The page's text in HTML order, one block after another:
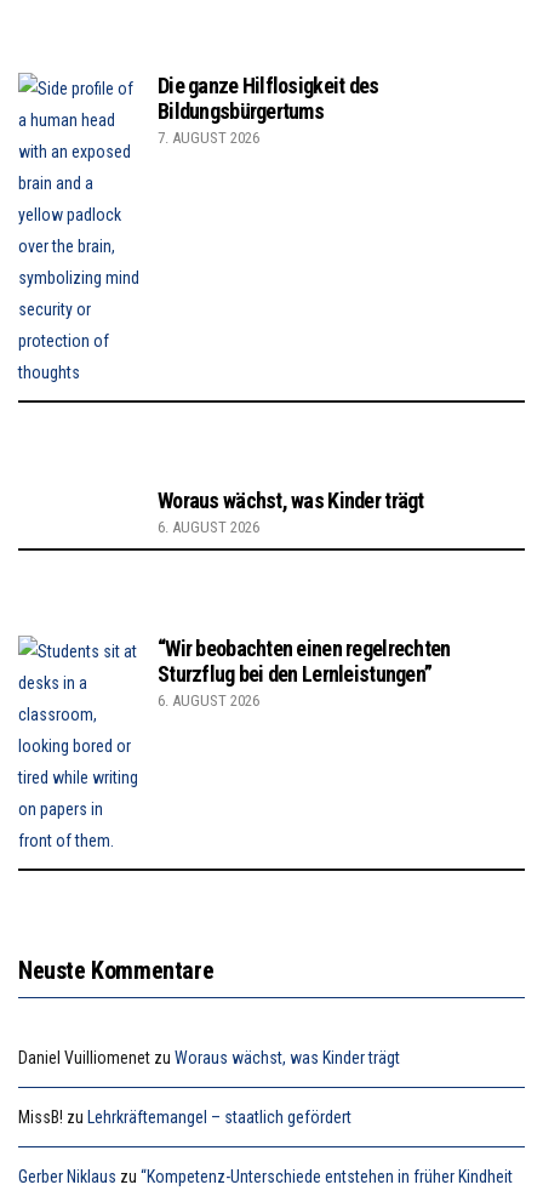
Die ganze Hilflosigkeit des
Bildungsbürgertums
7. AUGUST 2026
Woraus wächst, was Kinder trägt
6. AUGUST 2026
“Wir beobachten einen regelrechten
Sturzflug bei den Lernleistungen”
6. AUGUST 2026
Neuste Kommentare
Daniel Vuilliomenet zu Woraus wächst, was Kinder trägt
MissB! zu Lehrkräftemangel – staatlich gefördert
Gerber Niklaus zu “Kompetenz-Unterschiede entstehen in früher Kindheit